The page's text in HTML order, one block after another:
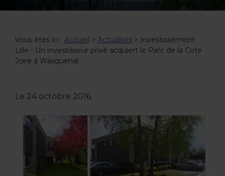
Vous êtes ici : Accueil > Actualités> Investissement
Lille - Un investisseur privé acquiert le Parc de la Cote
Joire à Wasquehal
Le 24 octobre 2016